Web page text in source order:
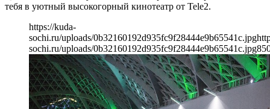
тебя в уютный высокогорный кинотеатр от Tele2.
https://kuda-
sochi.ru/uploads/0b32160192d935fc9f28444e9b65541c.jpg
sochi.ru/uploads/0b32160192d935fc9f28444e9b65541c.jpg